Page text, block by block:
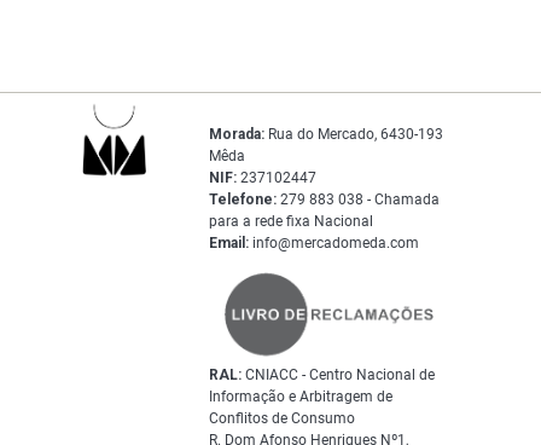
Morada: Rua do Mercado, 6430-193
Mêda
NIF: 237102447
Telefone: 279 883 038 - Chamada
para a rede fixa Nacional
Email: info@mercadomeda.com
RAL: CNIACC - Centro Nacional de
Informação e Arbitragem de
Conflitos de Consumo
R. Dom Afonso Henriques Nº1,